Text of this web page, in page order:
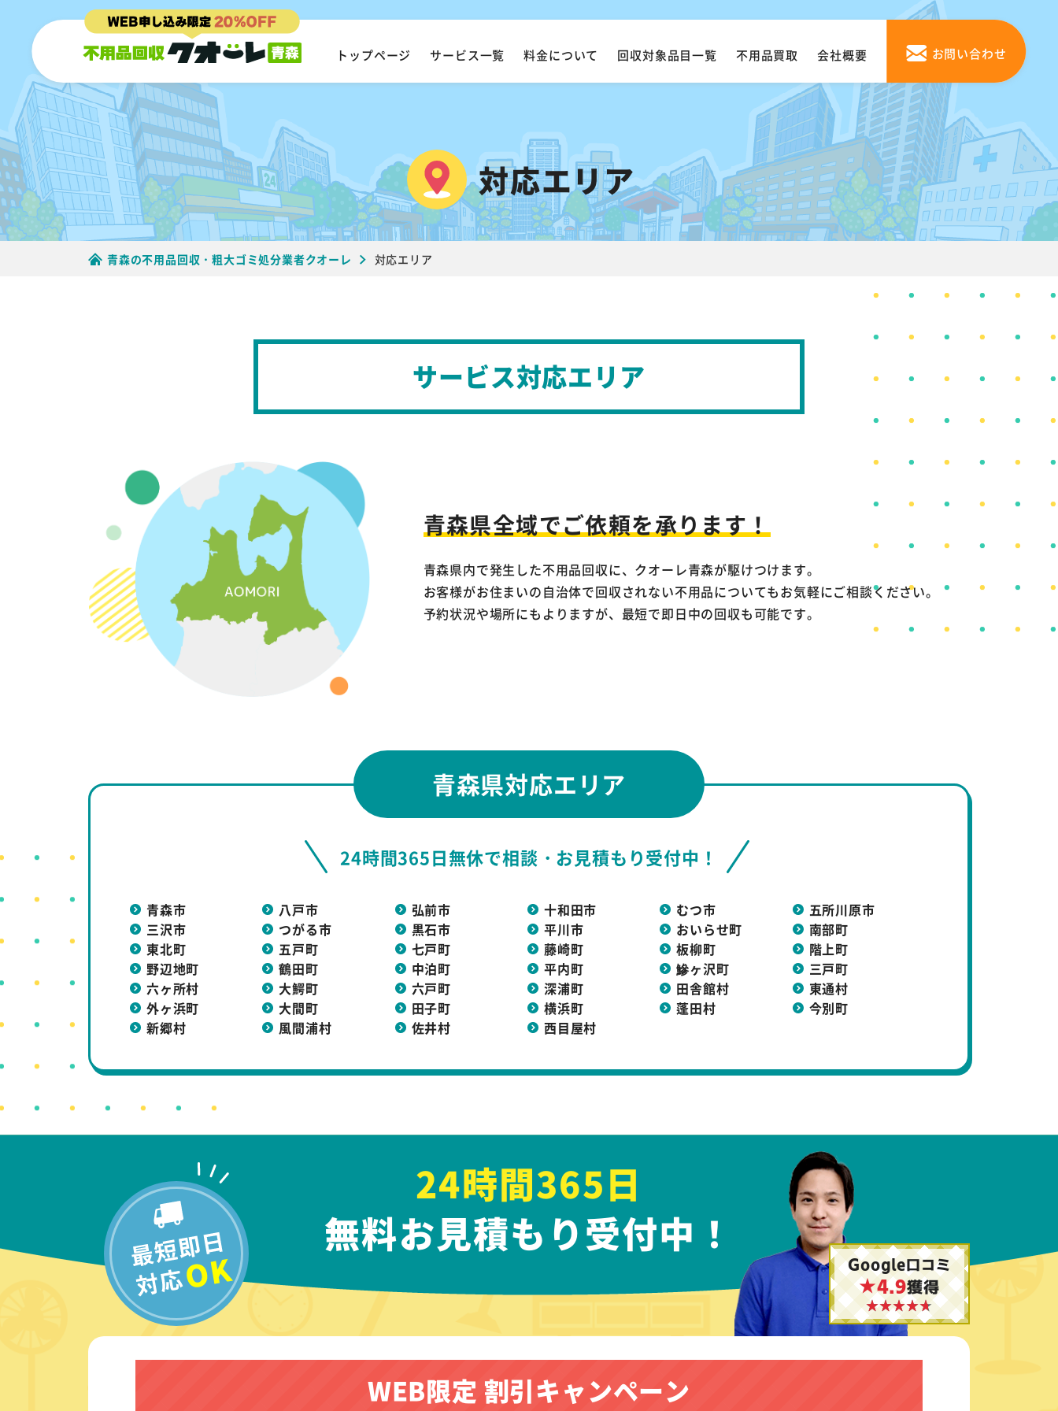
トップページ サービス一覧 料金について 回収対象品目一覧 不用品買取 会社概要 お問い合わせ
対応エリア
青森の不用品回収・粗大ゴミ処分業者クオーレ 対応エリア
サービス対応エリア
青森県全域でご依頼を承ります！
青森県内で発生した不用品回収に、クオーレ青森が駆けつけます。
お客様がお住まいの自治体で回収されない不用品についてもお気軽にご相談ください。
予約状況や場所にもよりますが、最短で即日中の回収も可能です。
青森県対応エリア
24時間365日無休で相談・お見積もり受付中！
青森市 八戸市 弘前市 十和田市 むつ市
五所川原市
三沢市
つがる市 黒石市 平川市 おいらせ町
南部町
東北町
五戸町 七戸町 藤崎町 板柳町
階上町
野辺地町
鶴田町 中泊町 平内町 鰺ヶ沢町
三戸町
六ヶ所村
大鰐町 六戸町 深浦町 田舎館村
東通村
外ヶ浜町
大間町 田子町 横浜町 蓬田村
今別町
新郷村
風間浦村 佐井村 西目屋村
24時間365日
無料お見積もり受付中！
Google口コミ
★4.9獲得
WEB限定 割引キャンペーン